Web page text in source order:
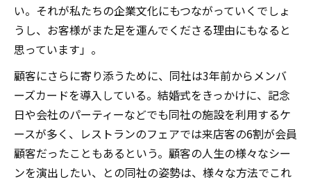
い。それが私たちの企業文化にもつながっていくでしょ
うし、お客様がまた足を運んでくださる理由にもなると
思っています」。
顧客にさらに寄り添うために、同社は3年前からメンバ
ーズカードを導入している。結婚式をきっかけに、記念
日や会社のパーティーなどでも同社の施設を利用するケ
ースが多く、レストランのフェアでは来店客の6割が会員
顧客だったこともあるという。顧客の人生の様々なシー
ンを演出したい、との同社の姿勢は、様々な方法でこれ